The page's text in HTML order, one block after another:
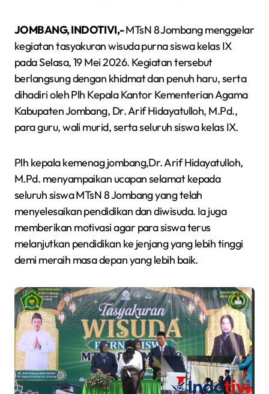
JOMBANG, INDOTIVI,-MTsN 8 Jombang menggelar
kegiatan tasyakuran wisuda purna siswa kelas IX
pada Selasa, 19 Mei 2026. Kegiatan tersebut
berlangsung dengan khidmat dan penuh haru, serta
dihadiri oleh Plh Kepala Kantor Kementerian Agama
Kabupaten Jombang, Dr. Arif Hidayatulloh, M.Pd.,
para guru, wali murid, serta seluruh siswa kelas IX.
Plh kepala kemenag jombang,Dr. Arif Hidayatulloh,
M.Pd. menyampaikan ucapan selamat kepada
seluruh siswa MTsN 8 Jombang yang telah
menyelesaikan pendidikan dan diwisuda. Ia juga
memberikan motivasi agar para siswa terus
melanjutkan pendidikan ke jenjang yang lebih tinggi
demi meraih masa depan yang lebih baik.